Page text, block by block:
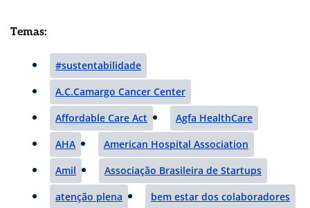
Temas:
#sustentabilidade
A.C.Camargo Cancer Center
Affordable Care Act
Agfa HealthCare
AHA
American Hospital Association
Amil
Associação Brasileira de Startups
atenção plena
bem estar dos colaboradores